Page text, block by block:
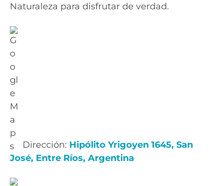
Naturaleza para disfrutar de verdad.
Dirección: Hipólito Yrigoyen 1645, San
José, Entre Ríos, Argentina